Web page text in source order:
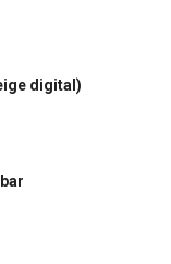
digital)